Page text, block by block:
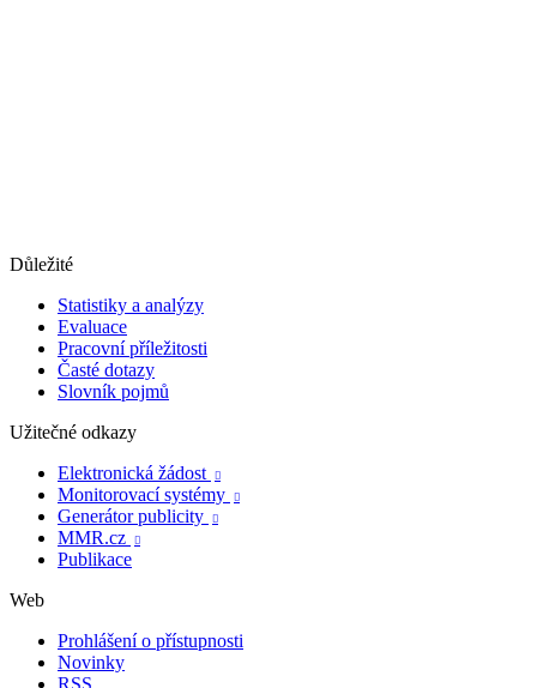
Důležité
Statistiky a analýzy
Evaluace
Pracovní příležitosti
Časté dotazy
Slovník pojmů
Užitečné odkazy
Elektronická žádost

Monitorovací systémy 
Generátor publicity 
MMR.cz 
Publikace
Web
Prohlášení o přístupnosti
Novinky